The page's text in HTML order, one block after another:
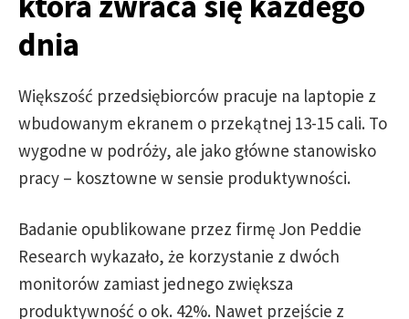
dnia
Większość przedsiębiorców pracuje na laptopie z
wbudowanym ekranem o przekątnej 13-15 cali. To
wygodne w podróży, ale jako główne stanowisko
pracy – kosztowne w sensie produktywności.
Badanie opublikowane przez firmę Jon Peddie
Research wykazało, że korzystanie z dwóch
monitorów zamiast jednego zwiększa
produktywność o ok. 42%. Nawet przejście z